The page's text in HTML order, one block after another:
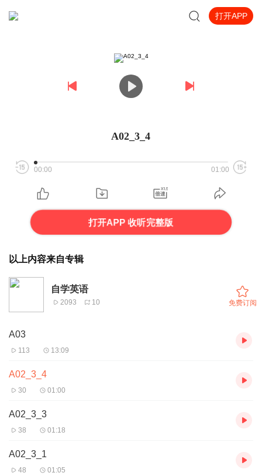
打开APP
A02_3_4
00:00 01:00
打开APP 收听完整版
以上内容来自专辑
自学英语
2093 10 免费订阅
A03
113 13:09
A02_3_4
30 01:00
A02_3_3
38 01:18
A02_3_1
48 01:05